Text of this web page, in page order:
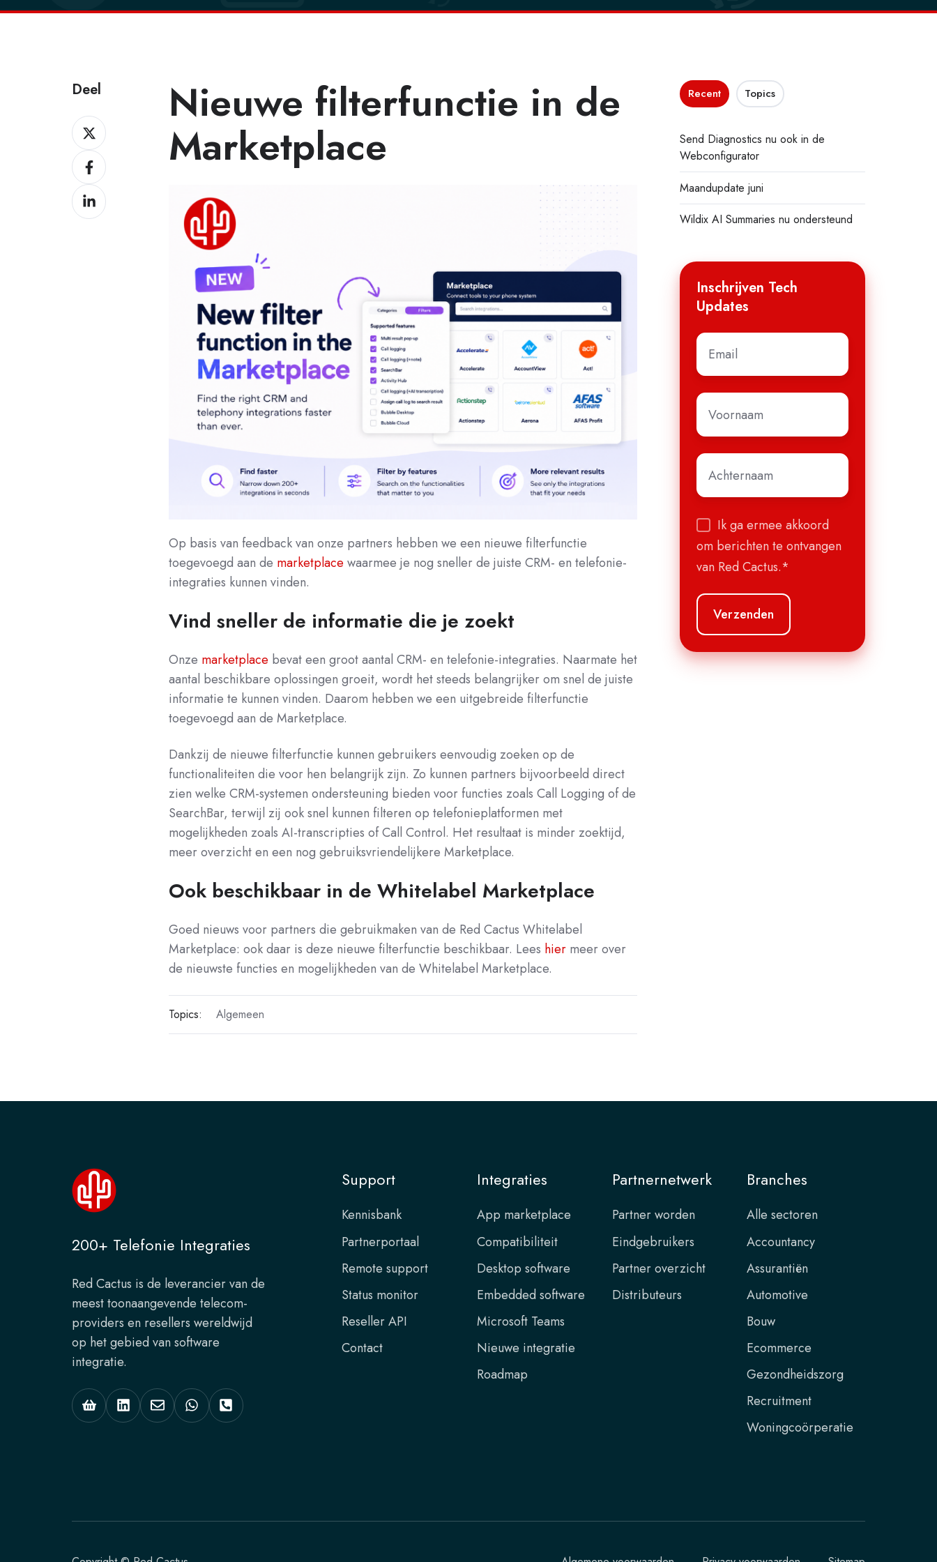
Deel
Deel
Deel
Deel
Nieuwe filterfunctie in de
Marketplace
Op basis van feedback van onze partners hebben we een nieuwe filterfunctie
toegevoegd aan de marketplace waarmee je nog sneller de juiste CRM- en telefonie-
integraties kunnen vinden.
Vind sneller de informatie die je zoekt
Onze marketplace bevat een groot aantal CRM- en telefonie-integraties. Naarmate het
aantal beschikbare oplossingen groeit, wordt het steeds belangrijker om snel de juiste
informatie te kunnen vinden. Daarom hebben we een uitgebreide filterfunctie
toegevoegd aan de Marketplace.
Dankzij de nieuwe filterfunctie kunnen gebruikers eenvoudig zoeken op de
functionaliteiten die voor hen belangrijk zijn. Zo kunnen partners bijvoorbeeld direct
zien welke CRM-systemen ondersteuning bieden voor functies zoals Call Logging of de
SearchBar, terwijl zij ook snel kunnen filteren op telefonieplatformen met
mogelijkheden zoals AI-transcripties of Call Control. Het resultaat is minder zoektijd,
meer overzicht en een nog gebruiksvriendelijkere Marketplace.
Ook beschikbaar in de Whitelabel Marketplace
Goed nieuws voor partners die gebruikmaken van de Red Cactus Whitelabel
Marketplace: ook daar is deze nieuwe filterfunctie beschikbaar. Lees hier meer over
de nieuwste functies en mogelijkheden van de Whitelabel Marketplace.
Topics: Algemeen
Recent Topics
Send Diagnostics nu ook in de
Webconfigurator
Maandupdate juni
Wildix AI Summaries nu ondersteund
Inschrijven Tech
Updates
E-
mail*
Voornaam
Achternaam
Ik ga ermee akkoord
om berichten te ontvangen
van Red Cactus.*
200+ Telefonie Integraties
Red Cactus is de leverancier van de
meest toonaangevende telecom-
providers en resellers wereldwijd
op het gebied van software
integratie.
Support
Kennisbank
Partnerportaal
Remote support
Status monitor
Reseller API
Contact
Integraties
App marketplace
Compatibiliteit
Desktop software
Embedded software
Microsoft Teams
Nieuwe integratie
Roadmap
Partnernetwerk
Partner worden
Eindgebruikers
Partner overzicht
Distributeurs
Branches
Alle sectoren
Accountancy
Assurantiën
Automotive
Bouw
Ecommerce
Gezondheidszorg
Recruitment
Woningcoörperatie